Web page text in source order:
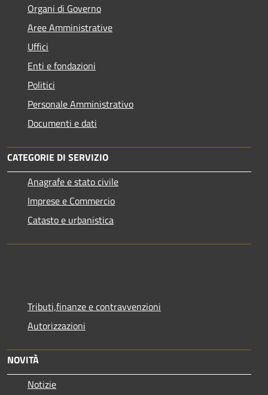
Organi di Governo
Aree Amministrative
Uffici
Enti e fondazioni
Politici
Personale Amministrativo
Documenti e dati
CATEGORIE DI SERVIZIO
Anagrafe e stato civile
Imprese e Commercio
Catasto e urbanistica
Tributi,finanze e contravvenzioni
Autorizzazioni
NOVITÀ
Notizie